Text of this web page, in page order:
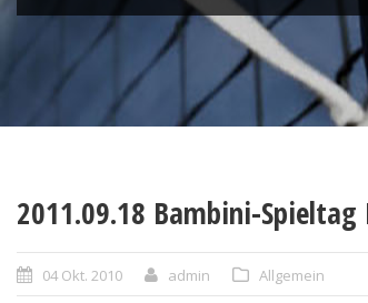
2011.09.18 Bambini-
04 Okt. 2010 admin Allgemein